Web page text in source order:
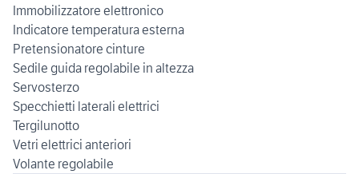
Immobilizzatore elettronico
Indicatore temperatura esterna
Pretensionatore cinture
Sedile guida regolabile in altezza
Servosterzo
Specchietti laterali elettrici
Tergilunotto
Vetri elettrici anteriori
Volante regolabile